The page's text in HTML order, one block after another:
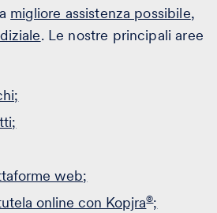
migliore assistenza possibile,
. Le nostre principali aree
web;
online con Kopjra®;